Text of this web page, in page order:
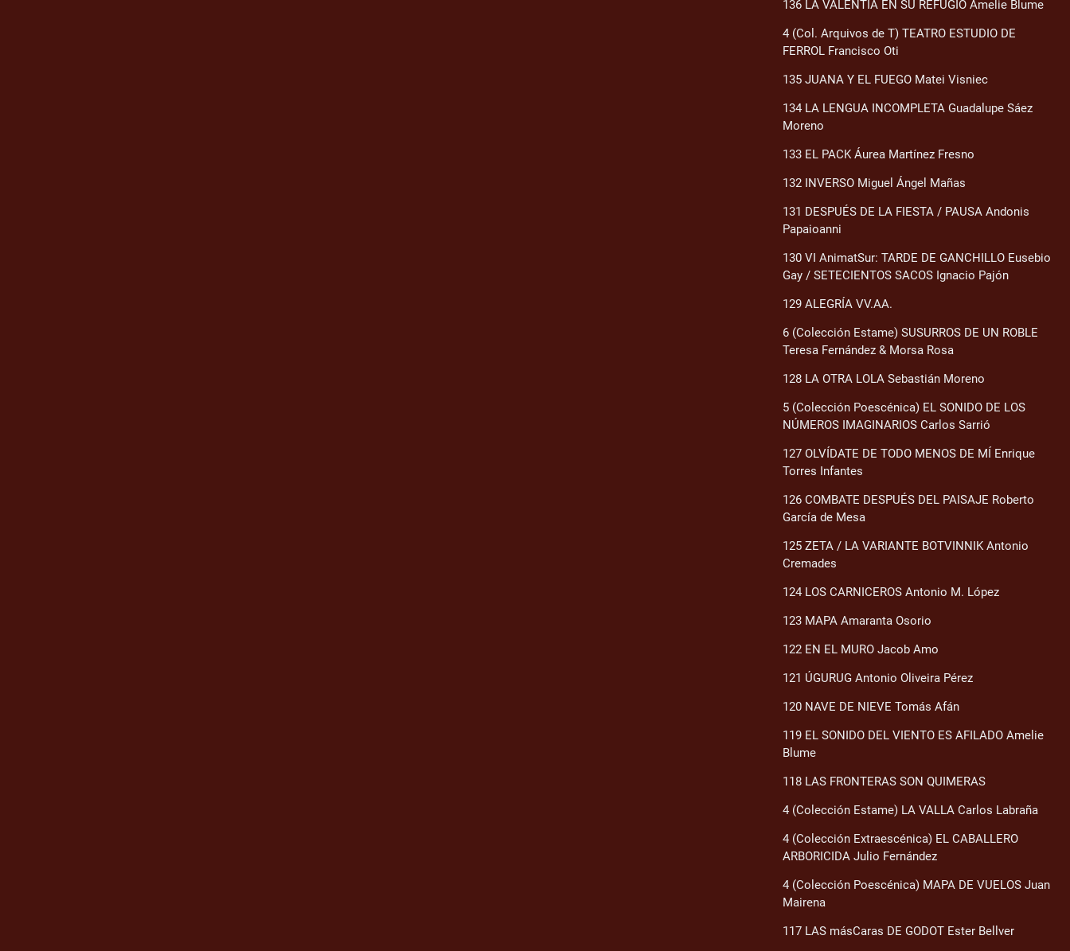
136 LA VALENTÍA EN SU REFUGIO Amelie Blume
4 (Col. Arquivos de T) TEATRO ESTUDIO DE
FERROL Francisco Oti
135 JUANA Y EL FUEGO Matei Visniec
134 LA LENGUA INCOMPLETA Guadalupe Sáez
Moreno
133 EL PACK Áurea Martínez Fresno
132 INVERSO Miguel Ángel Mañas
131 DESPUÉS DE LA FIESTA / PAUSA Andonis
Papaioanni
130 VI AnimatSur: TARDE DE GANCHILLO Eusebio
Gay / SETECIENTOS SACOS Ignacio Pajón
129 ALEGRÍA VV.AA.
6 (Colección Estame) SUSURROS DE UN ROBLE
Teresa Fernández & Morsa Rosa
128 LA OTRA LOLA Sebastián Moreno
5 (Colección Poescénica) EL SONIDO DE LOS
NÚMEROS IMAGINARIOS Carlos Sarrió
127 OLVÍDATE DE TODO MENOS DE MÍ Enrique
Torres Infantes
126 COMBATE DESPUÉS DEL PAISAJE Roberto
García de Mesa
125 ZETA / LA VARIANTE BOTVINNIK Antonio
Cremades
124 LOS CARNICEROS Antonio M. López
123 MAPA Amaranta Osorio
122 EN EL MURO Jacob Amo
121 ÚGURUG Antonio Oliveira Pérez
120 NAVE DE NIEVE Tomás Afán
119 EL SONIDO DEL VIENTO ES AFILADO Amelie
Blume
118 LAS FRONTERAS SON QUIMERAS
4 (Colección Estame) LA VALLA Carlos Labraña
4 (Colección Extraescénica) EL CABALLERO
ARBORICIDA Julio Fernández
4 (Colección Poescénica) MAPA DE VUELOS Juan
Mairena
117 LAS másCaras DE GODOT Ester Bellver